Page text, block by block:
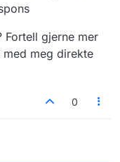
Fortell gjerne mer
meg direkte
0